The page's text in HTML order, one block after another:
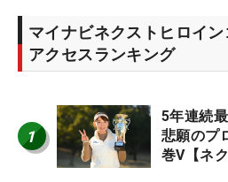
マイナビネクストヒロイ
アクセスランキング
1
5年連続
悲願のプ
巻V【ネ